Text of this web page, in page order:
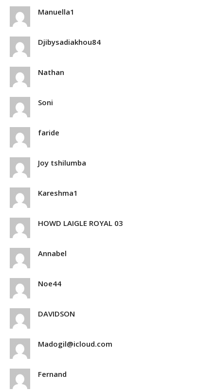
Manuella1
Djibysadiakhou84
Nathan
Soni
faride
Joy tshilumba
Kareshma1
HOWD LAIGLE ROYAL 03
Annabel
Noe44
DAVIDSON
Madogil@icloud.com
Fernand